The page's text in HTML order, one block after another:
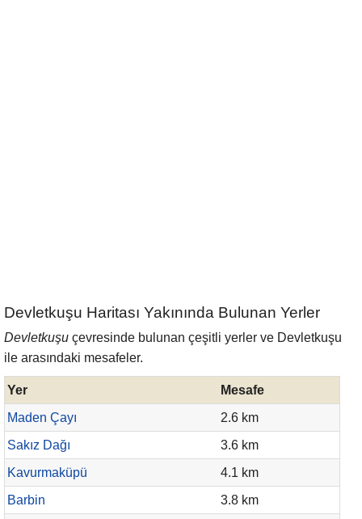
Devletkuşu Haritası Yakınında Bulunan Yerler
Devletkuşu çevresinde bulunan çeşitli yerler ve Devletkuşu
ile arasındaki mesafeler.
Yer
Mesafe
Maden Çayı
2.6 km
Sakız Dağı
3.6 km
Kavurmaküpü
4.1 km
Barbin
3.8 km